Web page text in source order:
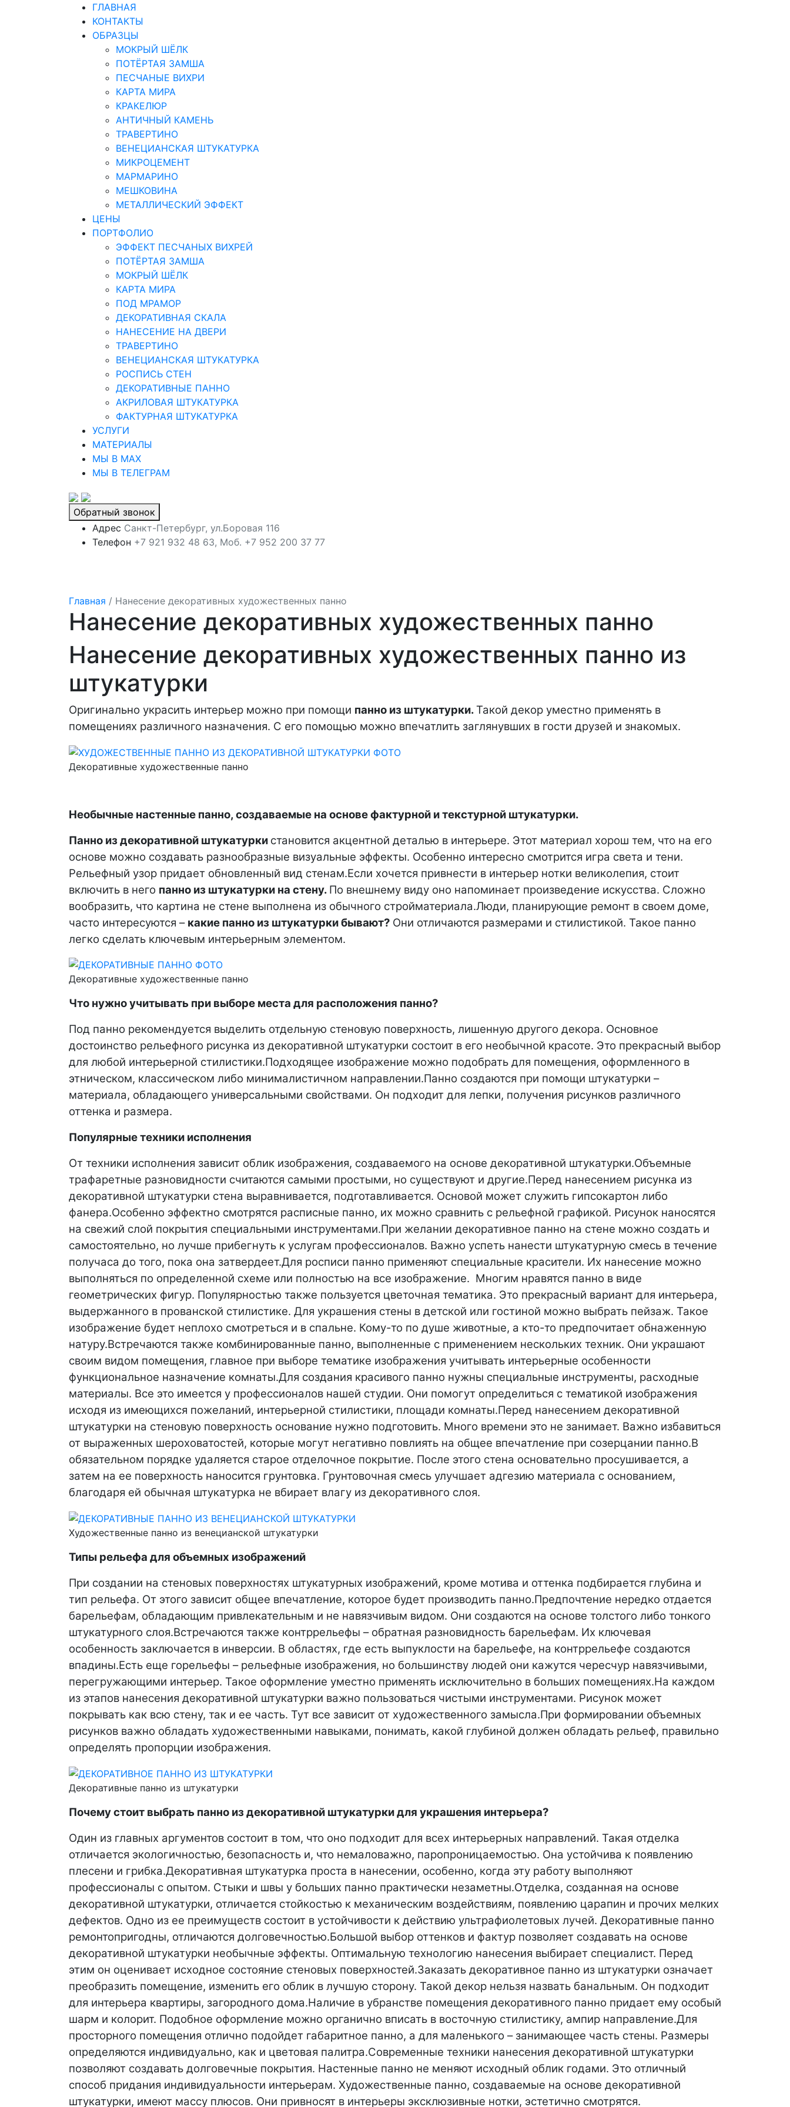
ГЛАВНАЯ
КОНТАКТЫ
ОБРАЗЦЫ
МОКРЫЙ ШЁЛК
ПОТЁРТАЯ ЗАМША
ПЕСЧАНЫЕ ВИХРИ
КАРТА МИРА
КРАКЕЛЮР
АНТИЧНЫЙ КАМЕНЬ
ТРАВЕРТИНО
ВЕНЕЦИАНСКАЯ ШТУКАТУРКА
МИКРОЦЕМЕНТ
МАРМАРИНО
МЕШКОВИНА
МЕТАЛЛИЧЕСКИЙ ЭФФЕКТ
ЦЕНЫ
ПОРТФОЛИО
ЭФФЕКТ ПЕСЧАНЫХ ВИХРЕЙ
ПОТЁРТАЯ ЗАМША
МОКРЫЙ ШЁЛК
КАРТА МИРА
ПОД МРАМОР
ДЕКОРАТИВНАЯ СКАЛА
НАНЕСЕНИЕ НА ДВЕРИ
ТРАВЕРТИНО
ВЕНЕЦИАНСКАЯ ШТУКАТУРКА
РОСПИСЬ СТЕН
ДЕКОРАТИВНЫЕ ПАННО
АКРИЛОВАЯ ШТУКАТУРКА
ФАКТУРНАЯ ШТУКАТУРКА
УСЛУГИ
МАТЕРИАЛЫ
МЫ В MAX
МЫ В ТЕЛЕГРАМ
Обратный звонок
Адрес Санкт-Петербург, ул.Боровая 116
Телефон +7 921 932 48 63, Моб. +7 952 200 37 77
Главная / Нанесение декоративных художественных панно
Нанесение декоративных художественных панно
Нанесение декоративных художественных панно из
штукатурки
Оригинально украсить интерьер можно при помощи панно из штукатурки. Такой декор уместно применять в
помещениях различного назначения. С его помощью можно впечатлить заглянувших в гости друзей и знакомых.
Декоративные художественные панно
Необычные настенные панно, создаваемые на основе фактурной и текстурной штукатурки.
Панно из декоративной штукатурки становится акцентной деталью в интерьере. Этот материал хорош тем, что на его
основе можно создавать разнообразные визуальные эффекты. Особенно интересно смотрится игра света и тени.
Рельефный узор придает обновленный вид стенам.Если хочется привнести в интерьер нотки великолепия, стоит
включить в него панно из штукатурки на стену. По внешнему виду оно напоминает произведение искусства. Сложно
вообразить, что картина не стене выполнена из обычного стройматериала.Люди, планирующие ремонт в своем доме,
часто интересуются – какие панно из штукатурки бывают? Они отличаются размерами и стилистикой. Такое панно
легко сделать ключевым интерьерным элементом.
Декоративные художественные панно
Что нужно учитывать при выборе места для расположения панно?
Под панно рекомендуется выделить отдельную стеновую поверхность, лишенную другого декора. Основное
достоинство рельефного рисунка из декоративной штукатурки состоит в его необычной красоте. Это прекрасный выбор
для любой интерьерной стилистики.Подходящее изображение можно подобрать для помещения, оформленного в
этническом, классическом либо минималистичном направлении.Панно создаются при помощи штукатурки –
материала, обладающего универсальными свойствами. Он подходит для лепки, получения рисунков различного
оттенка и размера.
Популярные техники исполнения
От техники исполнения зависит облик изображения, создаваемого на основе декоративной штукатурки.Объемные
трафаретные разновидности считаются самыми простыми, но существуют и другие.Перед нанесением рисунка из
декоративной штукатурки стена выравнивается, подготавливается. Основой может служить гипсокартон либо
фанера.Особенно эффектно смотрятся расписные панно, их можно сравнить с рельефной графикой. Рисунок наносятся
на свежий слой покрытия специальными инструментами.При желании декоративное панно на стене можно создать и
самостоятельно, но лучше прибегнуть к услугам профессионалов. Важно успеть нанести штукатурную смесь в течение
получаса до того, пока она затвердеет.Для росписи панно применяют специальные красители. Их нанесение можно
выполняться по определенной схеме или полностью на все изображение. Многим нравятся панно в виде
геометрических фигур. Популярностью также пользуется цветочная тематика. Это прекрасный вариант для интерьера,
выдержанного в прованской стилистике. Для украшения стены в детской или гостиной можно выбрать пейзаж. Такое
изображение будет неплохо смотреться и в спальне. Кому-то по душе животные, а кто-то предпочитает обнаженную
натуру.Встречаются также комбинированные панно, выполненные с применением нескольких техник. Они украшают
своим видом помещения, главное при выборе тематике изображения учитывать интерьерные особенности
функциональное назначение комнаты.Для создания красивого панно нужны специальные инструменты, расходные
материалы. Все это имеется у профессионалов нашей студии. Они помогут определиться с тематикой изображения
исходя из имеющихся пожеланий, интерьерной стилистики, площади комнаты.Перед нанесением декоративной
штукатурки на стеновую поверхность основание нужно подготовить. Много времени это не занимает. Важно избавиться
от выраженных шероховатостей, которые могут негативно повлиять на общее впечатление при созерцании панно.В
обязательном порядке удаляется старое отделочное покрытие. После этого стена основательно просушивается, а
затем на ее поверхность наносится грунтовка. Грунтовочная смесь улучшает адгезию материала с основанием,
благодаря ей обычная штукатурка не вбирает влагу из декоративного слоя.
Художественные панно из венецианской штукатурки
Типы рельефа для объемных изображений
При создании на стеновых поверхностях штукатурных изображений, кроме мотива и оттенка подбирается глубина и
тип рельефа. От этого зависит общее впечатление, которое будет производить панно.Предпочтение нередко отдается
барельефам, обладающим привлекательным и не навязчивым видом. Они создаются на основе толстого либо тонкого
штукатурного слоя.Встречаются также контррельефы – обратная разновидность барельефам. Их ключевая
особенность заключается в инверсии. В областях, где есть выпуклости на барельефе, на контррельефе создаются
впадины.Есть еще горельефы – рельефные изображения, но большинству людей они кажутся чересчур навязчивыми,
перегружающими интерьер. Такое оформление уместно применять исключительно в больших помещениях.На каждом
из этапов нанесения декоративной штукатурки важно пользоваться чистыми инструментами. Рисунок может
покрывать как всю стену, так и ее часть. Тут все зависит от художественного замысла.При формировании объемных
рисунков важно обладать художественными навыками, понимать, какой глубиной должен обладать рельеф, правильно
определять пропорции изображения.
Декоративные панно из штукатурки
Почему стоит выбрать панно из декоративной штукатурки для украшения интерьера?
Один из главных аргументов состоит в том, что оно подходит для всех интерьерных направлений. Такая отделка
отличается экологичностью, безопасность и, что немаловажно, паропроницаемостью. Она устойчива к появлению
плесени и грибка.Декоративная штукатурка проста в нанесении, особенно, когда эту работу выполняют
профессионалы с опытом. Стыки и швы у больших панно практически незаметны.Отделка, созданная на основе
декоративной штукатурки, отличается стойкостью к механическим воздействиям, появлению царапин и прочих мелких
дефектов. Одно из ее преимуществ состоит в устойчивости к действию ультрафиолетовых лучей. Декоративные панно
ремонтопригодны, отличаются долговечностью.Большой выбор оттенков и фактур позволяет создавать на основе
декоративной штукатурки необычные эффекты. Оптимальную технологию нанесения выбирает специалист. Перед
этим он оценивает исходное состояние стеновых поверхностей.Заказать декоративное панно из штукатурки означает
преобразить помещение, изменить его облик в лучшую сторону. Такой декор нельзя назвать банальным. Он подходит
для интерьера квартиры, загородного дома.Наличие в убранстве помещения декоративного панно придает ему особый
шарм и колорит. Подобное оформление можно органично вписать в восточную стилистику, ампир направление.Для
просторного помещения отлично подойдет габаритное панно, а для маленького – занимающее часть стены. Размеры
определяются индивидуально, как и цветовая палитра.Современные техники нанесения декоративной штукатурки
позволяют создавать долговечные покрытия. Настенные панно не меняют исходный облик годами. Это отличный
способ придания индивидуальности интерьерам. Художественные панно, создаваемые на основе декоративной
штукатурки, имеют массу плюсов. Они привносят в интерьеры эксклюзивные нотки, эстетично смотрятся.